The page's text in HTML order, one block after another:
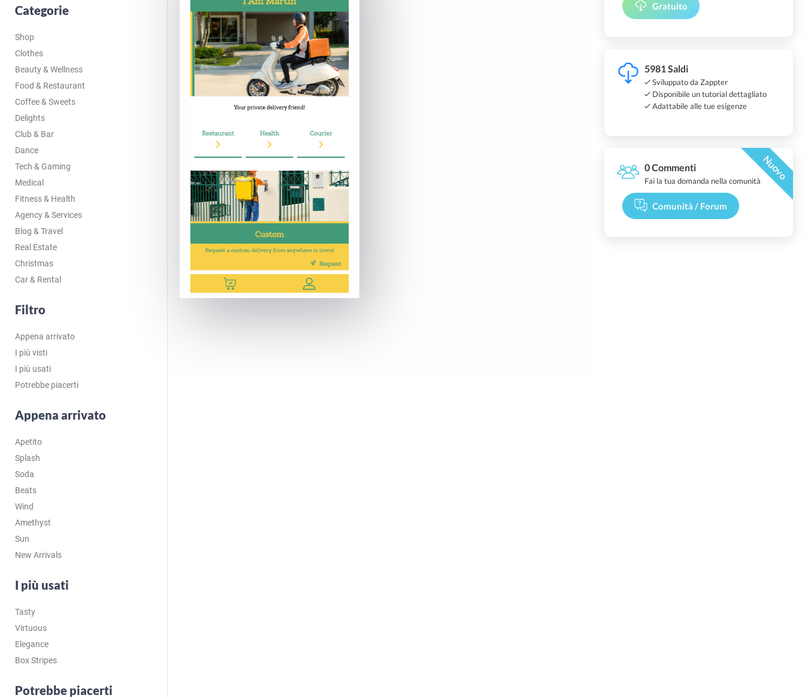
Categorie
Shop
Clothes
Beauty & Wellness
Food & Restaurant
Coffee & Sweets
Delights
Club & Bar
Dance
Tech & Gaming
Medical
Fitness & Health
Agency & Services
Blog & Travel
Real Estate
Christmas
Car & Rental
Filtro
Appena arrivato
I più visti
I più usati
Potrebbe piacerti
Appena arrivato
Apetito
Splash
Soda
Beats
Wind
Amethyst
Sun
New Arrivals
I più usati
Tasty
Virtuous
Elegance
Box Stripes
Potrebbe piacerti
Gratuito
5981 Saldi
Sviluppato da Zappter
Disponibile un tutorial dettagliato
Adattabile alle tue esigenze
0 Commenti Nuovo
Fai la tua domanda nella comunità
Comunità / Forum